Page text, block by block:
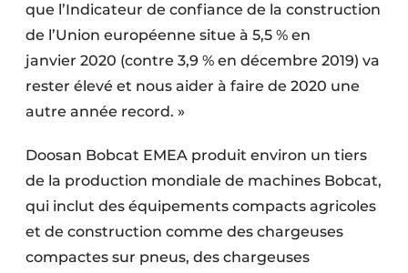
que l’Indicateur de confiance de la construction
de l’Union européenne situe à 5,5 % en
janvier 2020 (contre 3,9 % en décembre 2019) va
rester élevé et nous aider à faire de 2020 une
autre année record. »
Doosan Bobcat EMEA produit environ un tiers
de la production mondiale de machines Bobcat,
qui inclut des équipements compacts agricoles
et de construction comme des chargeuses
compactes sur pneus, des chargeuses